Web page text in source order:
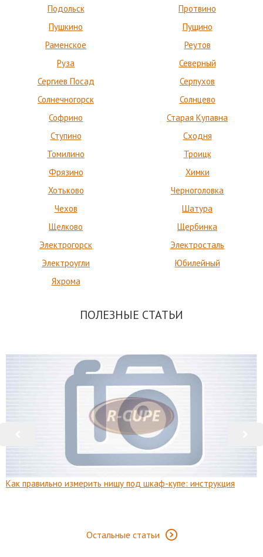
Подольск
Протвино
Пушкино
Пущино
Раменское
Реутов
Руза
Северный
Сергиев Посад
Серпухов
Солнечногорск
Солнцево
Софрино
Старая Купавна
Ступино
Сходня
Томилино
Троицк
Фрязино
Химки
Хотьково
Черноголовка
Чехов
Шатура
Щелково
Щербинка
Электрогорск
Электросталь
Электроугли
Юбилейный
Яхрома
ПОЛЕЗНЫЕ СТАТЬИ
Как правильно измерить нишу под шкаф-купе: инструкция
Остальные статьи